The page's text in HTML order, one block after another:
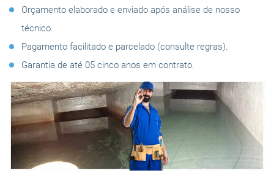
Orçamento elaborado e enviado após análise de nosso
técnico.
Pagamento facilitado e parcelado (consulte regras).
Garantia de até 05 cinco anos em contrato.